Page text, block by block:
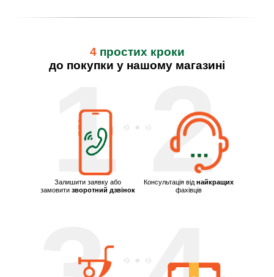
1 2
Залишити заявку або
замовити зворотний дзвінок
Консультація від найкращих
фахівців
4 простих кроки
до покупки у нашому магазині